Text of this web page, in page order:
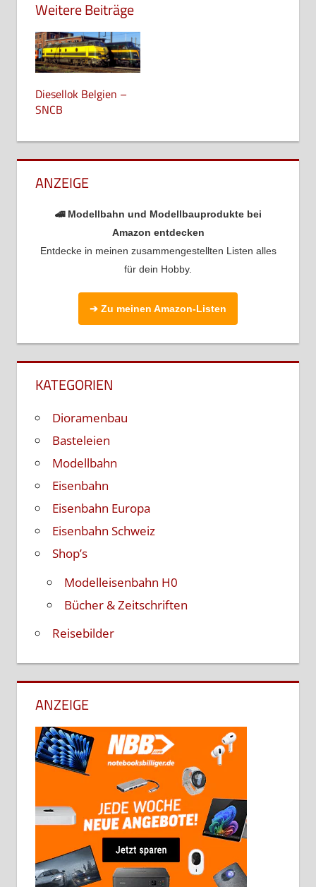
Weitere Beiträge
Diesellok Belgien –
SNCB
ANZEIGE
🚄 Modellbahn und Modellbauprodukte bei
Amazon entdecken
Entdecke in meinen zusammengestellten Listen alles
für dein Hobby.
➔ Zu meinen Amazon-Listen
KATEGORIEN
Dioramenbau
Basteleien
Modellbahn
Eisenbahn
Eisenbahn Europa
Eisenbahn Schweiz
Shop’s
Modelleisenbahn H0
Bücher & Zeitschriften
Reisebilder
ANZEIGE